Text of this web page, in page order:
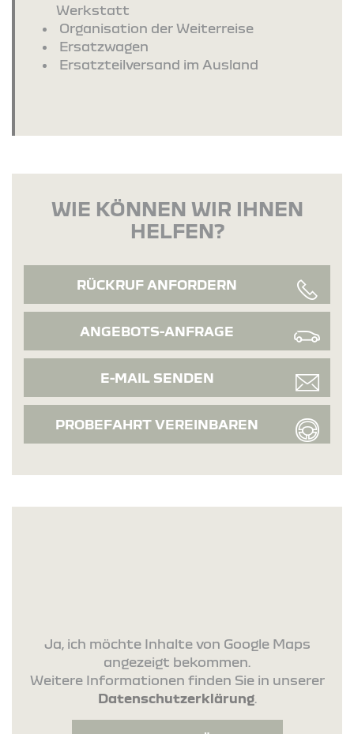
Werkstatt
Organisation der Weiterreise
Ersatzwagen
Ersatzteilversand im Ausland
WIE KÖNNEN WIR IHNEN
HELFEN?
RÜCKRUF ANFORDERN
ANGEBOTS-ANFRAGE
E-MAIL SENDEN
PROBEFAHRT VEREINBAREN
Ja, ich möchte Inhalte von Google Maps
angezeigt bekommen.
Weitere Informationen finden Sie in unserer
Datenschutzerklärung.